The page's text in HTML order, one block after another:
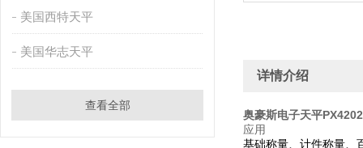
美国西特天平
美国华志天平
查看全部
详情介绍
奥豪斯电子天平
应用
基础称量、计件称量、